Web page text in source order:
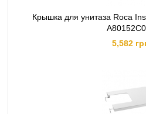
Крышка для унитаза Roca
5,582